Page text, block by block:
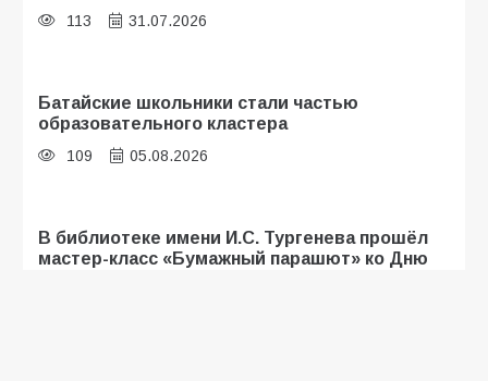
113 31.07.2026
Батайские школьники стали частью
образовательного кластера
109 05.08.2026
В библиотеке имени И.С. Тургенева прошёл
мастер-класс «Бумажный парашют» ко Дню